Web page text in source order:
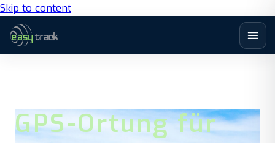
Skip to content
GPS-Ortung für